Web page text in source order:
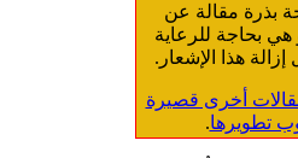
بذرة مقالة عن
هي بحاجة للرعاية
إزالة هذا الإشعار.
أخرى قصيرة
تطويرها.